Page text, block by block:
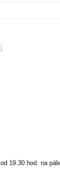
19.30 hod. na